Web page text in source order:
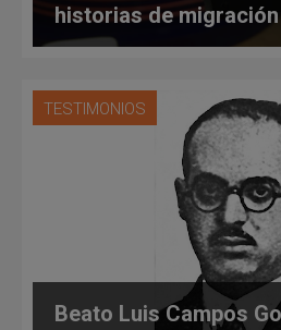
historias de
TESTIMONIOS
Beato Luis Campos